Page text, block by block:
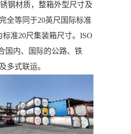
钢材质，整箱外型尺寸及
全等同于20英尺国际标准
标准20尺集装箱尺寸。ISO
国内、国际的公路、铁
多式联运。